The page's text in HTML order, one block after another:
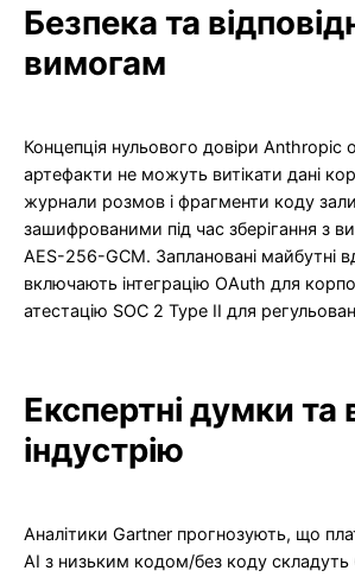
Безпека та
вимогам
Концепція нульового довіри Anthropic
артефакти не можуть витікати дані
журнали розмов і фрагменти коду
зашифрованими під час зберігання з
AES-256-GCM. Заплановані майбутні
включають інтеграцію OAuth для
атестацію SOC 2 Type II для
Експертні думки та
індустрію
Аналітики Gartner прогнозують, що
AI з низьким кодом/без коду складуть